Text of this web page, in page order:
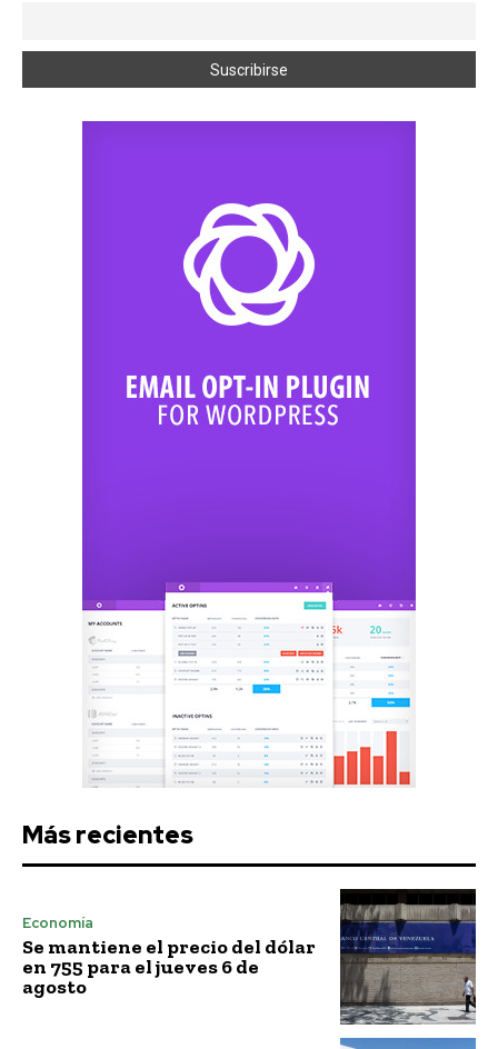
Más recientes
Economía
Se mantiene el precio del dólar
en 755 para el jueves 6 de
agosto